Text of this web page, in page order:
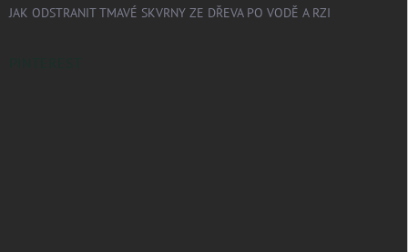
JAK ODSTRANIT TMAVÉ SKVRNY ZE DŘEVA PO VODĚ A RZI